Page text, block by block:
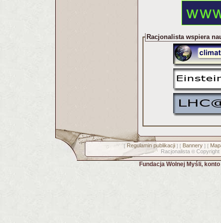
Racjonalista wspiera
[ Regulamin publikacji] [ Bannery] [
Racjonalista © Copyright
Fundacja Wolnej Myśli,